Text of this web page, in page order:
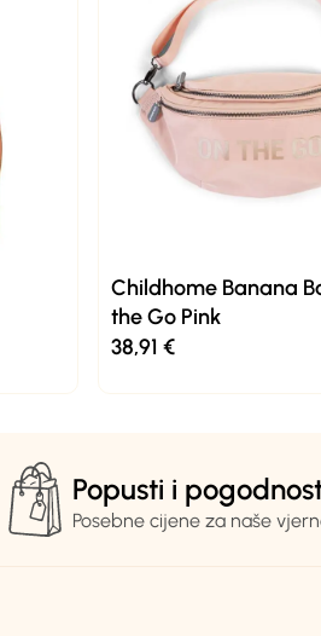
Childhome Banana
the Go Pink
38,91€
Popusti i
Posebne cijene za naše